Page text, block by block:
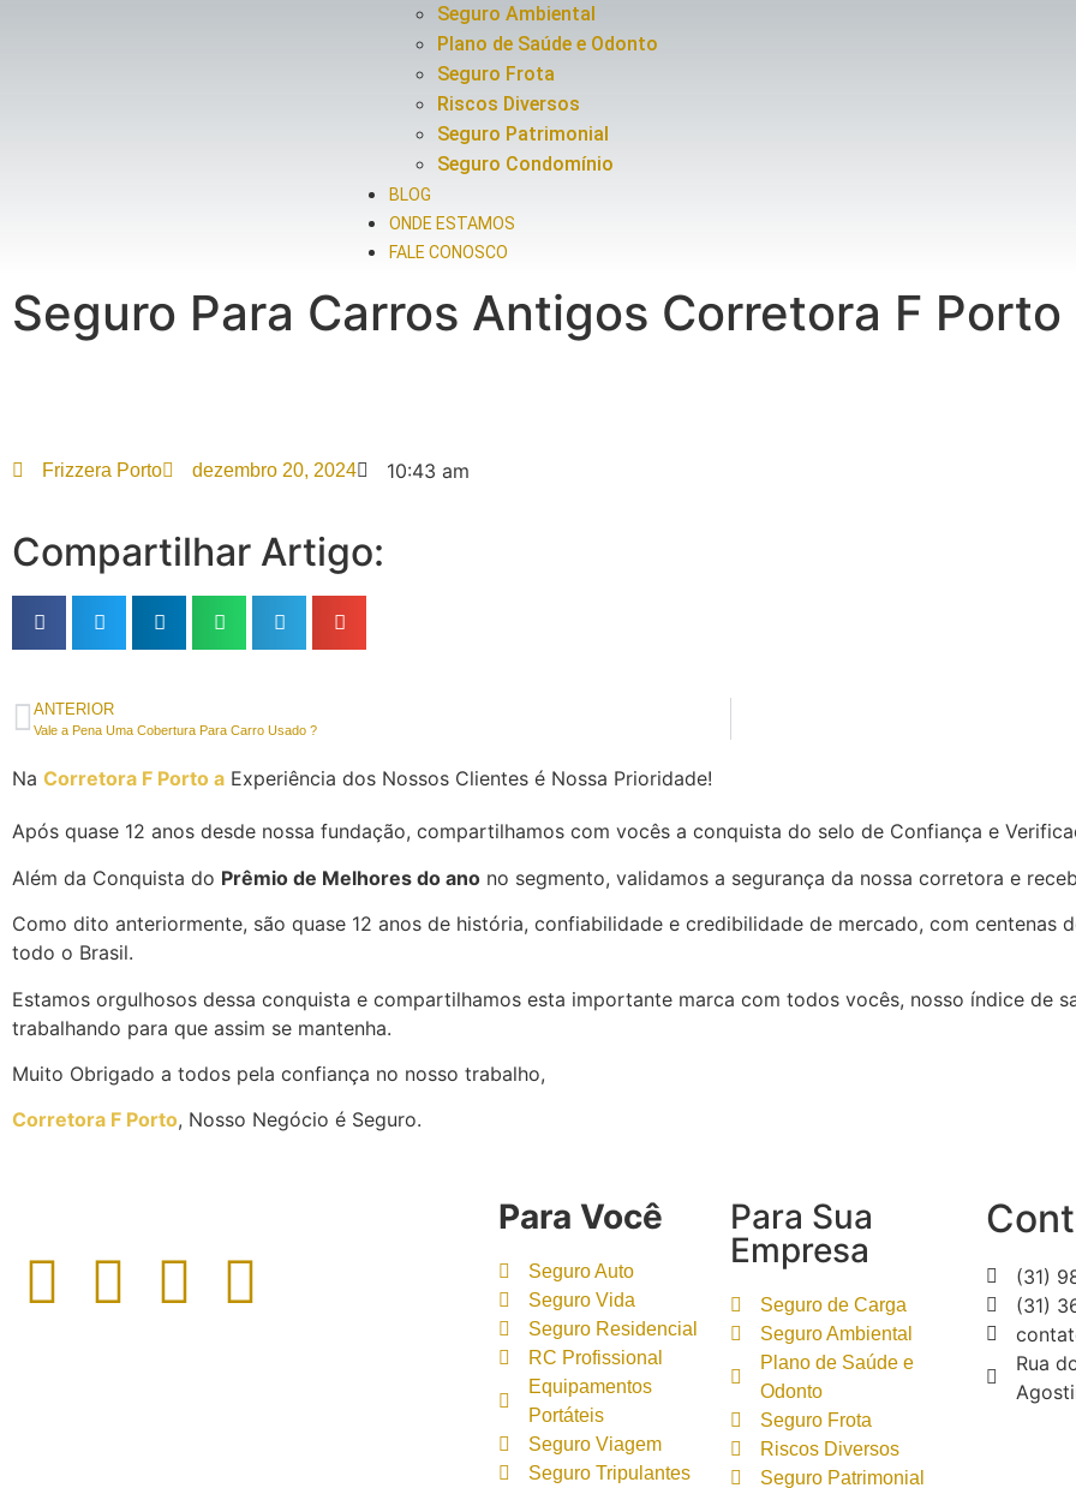
Seguro Ambiental
Plano de Saúde e Odonto
Seguro Frota
Riscos Diversos
Seguro Patrimonial
Seguro Condomínio
BLOG
ONDE ESTAMOS
FALE CONOSCO
Seguro Para Carros Antigos Corretora F Porto
Frizzera Porto dezembro 20, 2024 10:43 am
Compartilhar Artigo:
ANTERIOR
Vale a Pena Uma Cobertura Para Carro Usado ?
Na Corretora F Porto a Experiência dos Nossos Clientes é Nossa Prioridade!
Após quase 12 anos desde nossa fundação, compartilhamos com vocês a conquista do selo de Confiança e
Além da Conquista do Prêmio de Melhores do ano no segmento, validamos a segurança da nossa corretora e
Como dito anteriormente, são quase 12 anos de história, confiabilidade e credibilidade de mercado, com centenas
todo o Brasil.
Estamos orgulhosos dessa conquista e compartilhamos esta importante marca com todos vocês, nosso índice de
trabalhando para que assim se mantenha.
Muito Obrigado a todos pela confiança no nosso trabalho,
Corretora F Porto, Nosso Negócio é Seguro.
Para Você
Seguro Auto
Seguro Vida
Seguro Residencial
RC Profissional
Equipamentos
Portáteis
Seguro Viagem
Seguro Tripulantes
Para Sua
Empresa
Seguro de Carga
Seguro Ambiental
Plano de Saúde e
Odonto
Seguro Frota
Riscos Diversos
Seguro Patrimonial
(31)
(31)
Rua